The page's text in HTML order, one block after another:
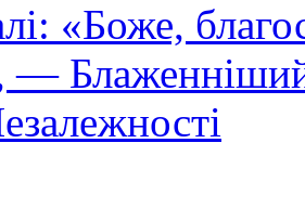
«Боже,
— Блаженніший